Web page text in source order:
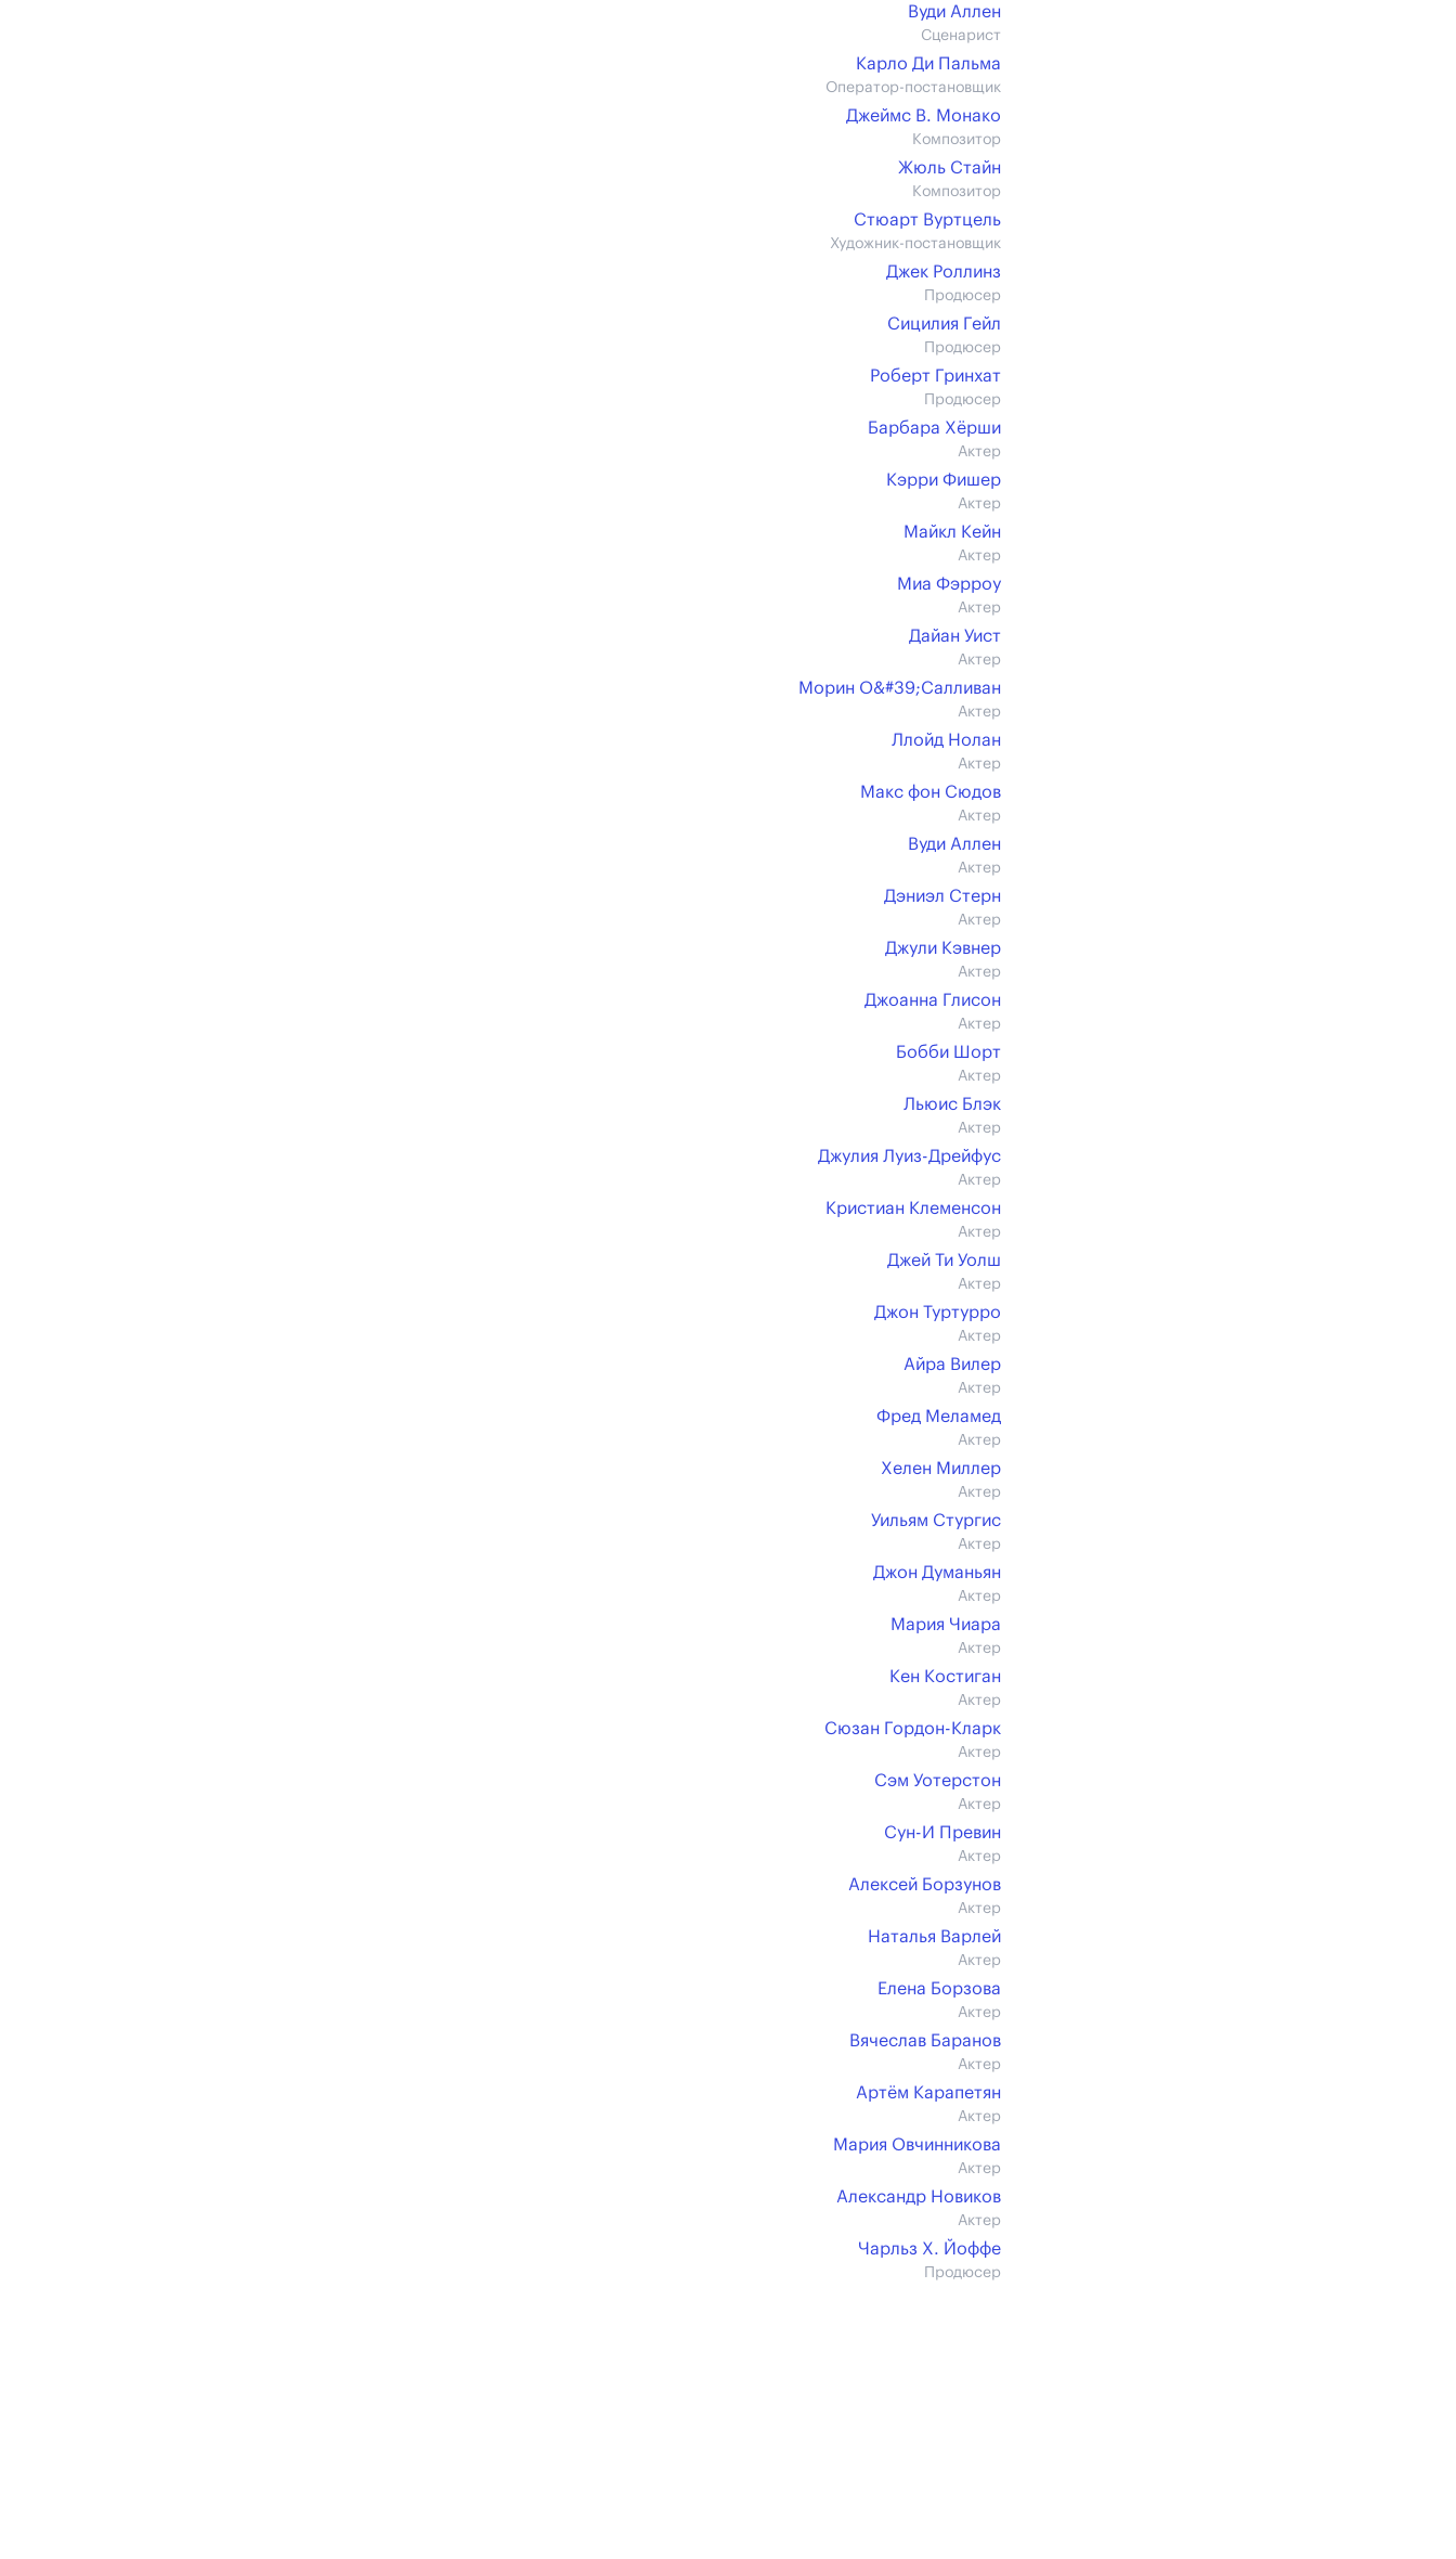
Вуди Аллен
Сценарист
Карло Ди Пальма
Оператор-постановщик
Джеймс В. Монако
Композитор
Жюль Стайн
Композитор
Стюарт Вуртцель
Художник-постановщик
Джек Роллинз
Продюсер
Сицилия Гейл
Продюсер
Роберт Гринхат
Продюсер
Барбара Хёрши
Актер
Кэрри Фишер
Актер
Майкл Кейн
Актер
Миа Фэрроу
Актер
Дайан Уист
Актер
Морин О&#39;Салливан
Актер
Ллойд Нолан
Актер
Макс фон Сюдов
Актер
Вуди Аллен
Актер
Дэниэл Стерн
Актер
Джули Кэвнер
Актер
Джоанна Глисон
Актер
Бобби Шорт
Актер
Льюис Блэк
Актер
Джулия Луиз-Дрейфус
Актер
Кристиан Клеменсон
Актер
Джей Ти Уолш
Актер
Джон Туртурро
Актер
Айра Вилер
Актер
Фред Меламед
Актер
Хелен Миллер
Актер
Уильям Стургис
Актер
Джон Думаньян
Актер
Мария Чиара
Актер
Кен Костиган
Актер
Сюзан Гордон-Кларк
Актер
Сэм Уотерстон
Актер
Сун-И Превин
Актер
Алексей Борзунов
Актер
Наталья Варлей
Актер
Елена Борзова
Актер
Вячеслав Баранов
Актер
Артём Карапетян
Актер
Мария Овчинникова
Актер
Александр Новиков
Актер
Чарльз Х. Йоффе
Продюсер